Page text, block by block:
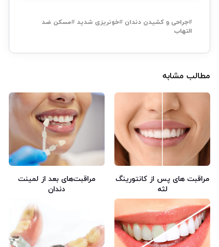
#جراحی و کشیدن دندان #خونریزی شدید #مسکن ضد
التهاب
مطالب مشابه
مراقبت های پس از کانتورینگ
لثه
مراقبت‌های بعد از لمینت
دندان